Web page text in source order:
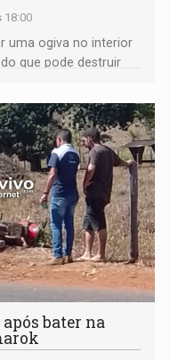
18:00
uma ogiva no interior
que pode destruir
bater na